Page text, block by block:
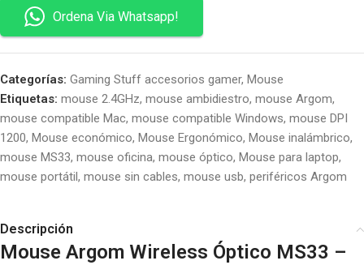
Ordena Via Whatsapp!
Categorías: Gaming Stuff accesorios gamer, Mouse
Etiquetas: mouse 2.4GHz, mouse ambidiestro, mouse Argom,
mouse compatible Mac, mouse compatible Windows, mouse DPI
1200, Mouse económico, Mouse Ergonómico, Mouse inalámbrico,
mouse MS33, mouse oficina, mouse óptico, Mouse para laptop,
mouse portátil , mouse sin cables, mouse usb, periféricos Argom
Descripción
Mouse Argom Wireless Óptico MS33 –